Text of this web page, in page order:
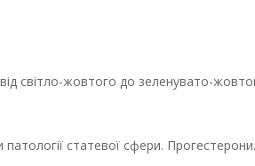
від світло-жовтого до зеленувато-
статевої сфери.